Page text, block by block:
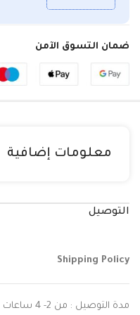
ضمان التسوق الآمن
معلومات إضافية
التوصيل
Shipping Policy
مدة التوصيل : من 2- 4 ساعات